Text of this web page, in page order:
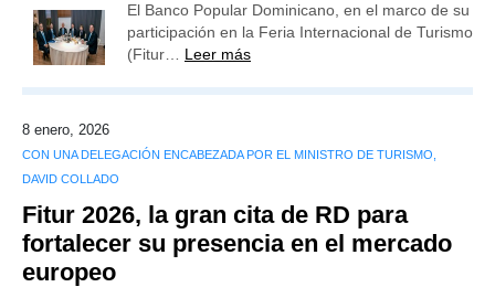
El Banco Popular Dominicano, en el marco de su
participación en la Feria Internacional de Turismo
(Fitur… Leer más
8 enero, 2026
CON UNA DELEGACIÓN ENCABEZADA POR EL MINISTRO DE TURISMO,
DAVID COLLADO
Fitur 2026, la gran cita de RD para
fortalecer su presencia en el mercado
europeo